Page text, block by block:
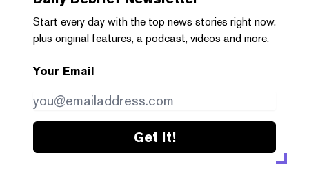
Start every day with the top news stories right now,
plus original features, a podcast, videos and more.
Your Email
Get it!